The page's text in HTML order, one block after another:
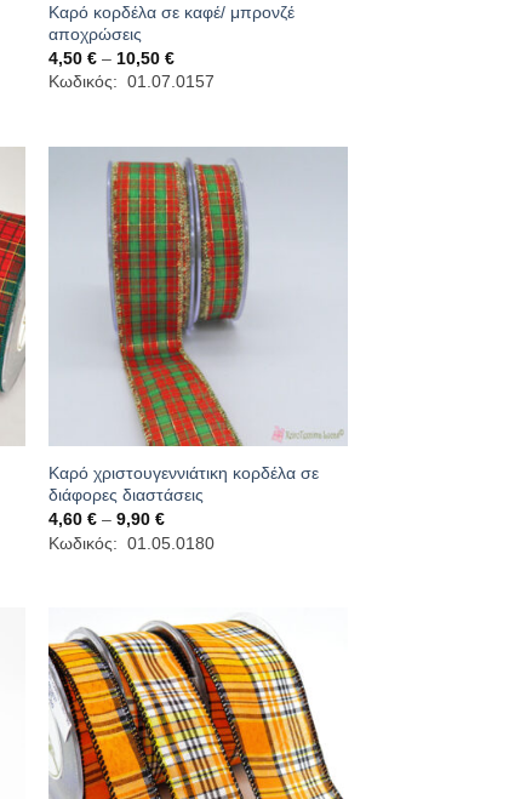
Καρό κορδέλα σε καφέ/ μπρονζέ
αποχρώσεις
4,50€ – 10,50€Price
range:
4,50 €
Κωδικός: 01.07.0157
Καρό χριστουγεννιάτικη κορδέλα σε
διάφορες διαστάσεις
4,60€ – 9,90€Price
range:
4,60 €
Κωδικός: 01.05.0180